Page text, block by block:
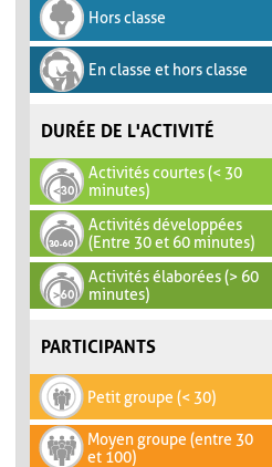
Hors classe
En classe et hors classe
DURÉE DE L'ACTIVITÉ
Activités courtes (< 30
minutes)
Activités développées
(Entre 30 et 60 minutes)
Activités élaborées (> 60
minutes)
PARTICIPANTS
Petit groupe (< 30)
Moyen groupe (entre 30
et 100)